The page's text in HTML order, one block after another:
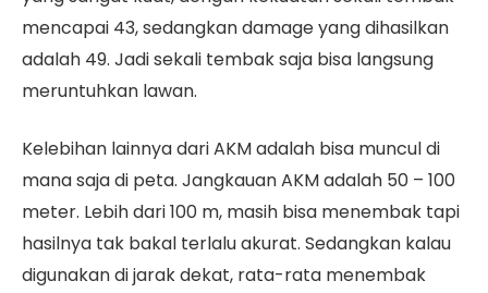
mencapai 43, sedangkan damage yang dihasilkan
adalah 49. Jadi sekali tembak saja bisa langsung
meruntuhkan lawan.
Kelebihan lainnya dari AKM adalah bisa muncul di
mana saja di peta. Jangkauan AKM adalah 50 – 100
meter. Lebih dari 100 m, masih bisa menembak tapi
hasilnya tak bakal terlalu akurat. Sedangkan kalau
digunakan di jarak dekat, rata-rata menembak